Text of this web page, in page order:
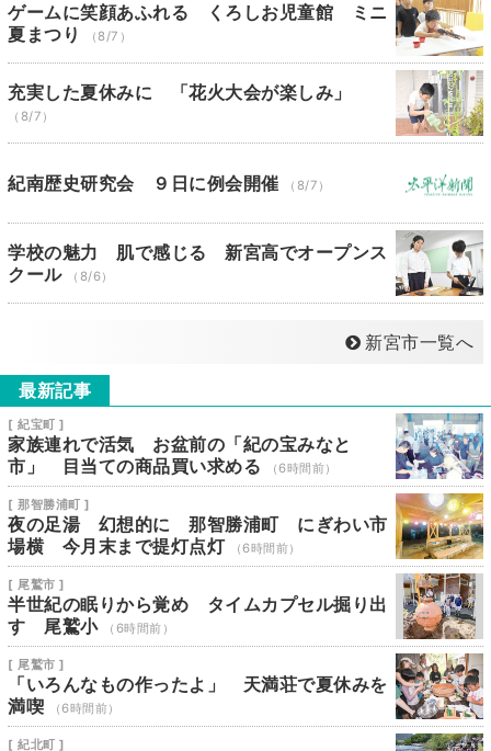
ゲームに笑顔あふれる くろしお児童館 ミニ
夏まつり
（8/7）
充実した夏休みに 「花火大会が楽しみ」
（8/7）
紀南歴史研究会 ９日に例会開催 （8/7）
学校の魅力 肌で感じる 新宮高でオープンス
クール
（8/6）
新宮市一覧へ
最新記事
[ 紀宝町 ]
家族連れで活気 お盆前の「紀の宝みなと
市」 目当ての商品買い求める
（6時間前）
[ 那智勝浦町 ]
夜の足湯 幻想的に 那智勝浦町 にぎわい市
場横 今月末まで提灯点灯
（6時間前）
[ 尾鷲市 ]
半世紀の眠りから覚め タイムカプセル掘り出
す 尾鷲小
（6時間前）
[ 尾鷲市 ]
「いろんなもの作ったよ」 天満荘で夏休みを
満喫
（6時間前）
[ 紀北町 ]